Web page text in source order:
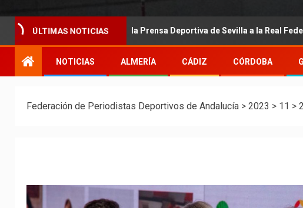
ÚLTIMAS NOTICIAS
de la Prensa Deportiva de Sevilla a la Real Federación Andaluza
NOTICIAS ALMERÍA CÁDIZ CÓRDOBA
Federación de Periodistas Deportivos de Andalucía > 2023 > 11 >